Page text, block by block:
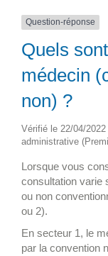
Question-réponse
Quels
médecin
non) ?
Vérifié le 22/04/
administrative
Lorsque vous
consultation varie
ou non
ou 2).
En secteur 1, le
par la convention